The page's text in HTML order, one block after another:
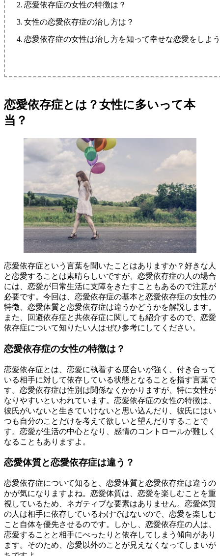
恋愛依存症の女性の特徴は？
女性の恋愛依存症の治し方は？
恋愛依存症の女性は治し方を知って幸せな恋愛をしよ
恋愛依存症とは？女性に多いって本
当？
恋愛依存症という言葉を聞いたことはありますか？好きな人
と恋愛することは素晴らしいですが、恋愛依存症の人の場合
には、恋愛が日常生活に支障をきたすこともあるので注意が
必要です。今回は、恋愛依存症の基本と恋愛依存症の女性の
特徴、恋愛体質と恋愛依存症は違うかどうかを解説します。
また、回避依存症と共依存症に関しても紹介するので、恋愛
依存症について知りたい人はぜひ参考にしてください。
恋愛依存症の女性の特徴は？
恋愛依存症とは、恋愛に執着する度合いが強く、付き合って
いる相手に対して依存している状態となることを指す言葉で
す。恋愛依存症は性別は関係なくかかりますが、特に女性が
なりやすいといわれています。恋愛依存症の女性の特徴は、
彼氏がいないと生きていけないと思い込んだり、彼氏にはい
つも自分のことだけを考えて欲しいと望んだりすることで
す。恋愛が生活の中心となり、感情のコントロールが難しく
なることもありますよ。
恋愛体質と恋愛依存症は違う？
恋愛依存症について知ると、恋愛体質と恋愛依存症は違うの
かが気になりますよね。恋愛体質は、恋愛を楽しむことを重
視しているため、ネガティブな要素はありません。恋愛体質
の人は相手に依存しているわけではないので、恋愛を楽しむ
こと自体を優先させるのです。しかし、恋愛依存症の人は、
恋愛することと相手にべったりと依存してしまう傾向があり
ます。そのため、恋愛以外のことが見えなくなってしまいが